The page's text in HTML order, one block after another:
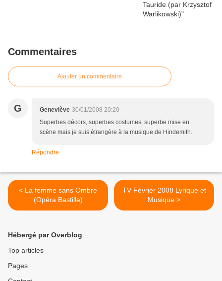
Commentaires
Ajouter un commentaire
G Geneviève 30/01/2008 20:20
Superbes décors, superbes costumes, superbe mise en
scène mais je suis étrangère à la musique de Hindemith.
Répondre
< La femme sans Ombre
(Opéra Bastille)
TV Février 2008 Lyrique et
Musique >
Hébergé par Overblog
Top articles
Pages